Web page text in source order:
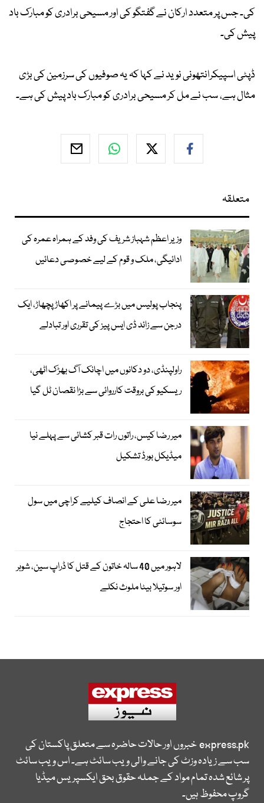
کی۔ جس پر متعدد ارکان نے گفتگو کی اور مسیحی برادری کو مبارک باد
پیش کی۔
ڈپٹی اسپیکرانتھونی نوید نے کہا کہ یہ صوفیوں کی سرزمین کی بڑی
مثال ہے، سب نے مل کر مسیحی برادری کو مبارک باد پیش کی ہے۔
متعلقہ
وزیر اعظم شہباز شریف کی وفد کے ہمراہ عمرہ کی
ادائیگی، ملک و قوم کے لیے خصوصی دعائیں
پنجاب پولیس میں بڑے پیمانے پر اکھاڑ پچھاڑ، ایک
درجن سے زائد ڈی ایس پیز کی تقرری اور تبادلے
راولپنڈی، دو دکانوں میں اچانک آگ بھڑک اٹھی،
ریسکیو کی بروقت کارروائی سے بڑا نقصان ٹل گیا
میر رضا کیس، راتوں رات قبر کشائی سے پہلے نیا
میڈیکل بورڈ تشکیل
میر رضا علی کے انصاف کیلیے کراچی میں سول
سوسائٹی کا احتجاج
لاہور میں 40 سالہ خاتون کے قتل کا ڈراپ سین، شوہر
اور سوتیلا بیٹا ملوث نکلے
express.pkخبروں اور حالات حاضرہ سے متعلق پاکستان کی
سب سے زیادہ وزٹ کی جانے والی ویب سائٹ ہے۔ اس ویب سائٹ
پر شائع شدہ تمام مواد کے جملہ حقوق بحق ایکسپریس میڈیا
گروپ محفوظ ہیں۔